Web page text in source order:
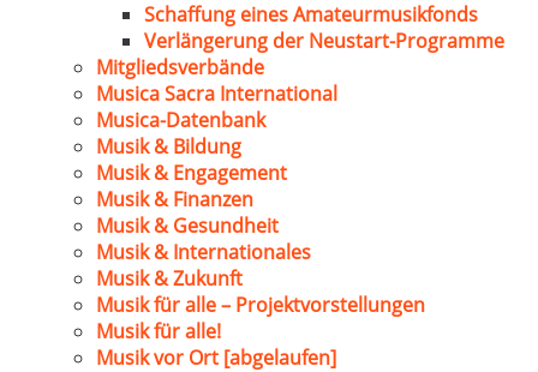
Schaffung eines Amateurmusikfonds
Verlängerung der Neustart-Programme
Mitgliedsverbände
Musica Sacra International
Musica-Datenbank
Musik & Bildung
Musik & Engagement
Musik & Finanzen
Musik & Gesundheit
Musik & Internationales
Musik & Zukunft
Musik für alle – Projektvorstellungen
Musik für alle!
Musik vor Ort [abgelaufen]